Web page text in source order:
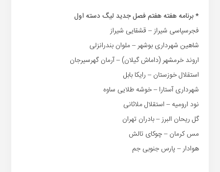
* برنامه هفته هفتم فصل جدید لیگ دسته اول
فجرسپاسی شیراز – قشقایی شیراز
شاهین شهرداری بوشهر – ملوان بندرانزلی
اروند خرمشهر (داماش گیلان) – آرمان گهرسیرجان
استقلال خوزستان – رایکا بابل
شهرداری آستارا – خوشه طلایی ساوه
نود ارومیه – استقلال ملاثانی
گل ریحان البرز – بادران تهران
مس کرمان – چوکای تالش
هوادار – پارس جنوبی جم